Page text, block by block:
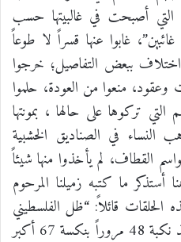
التي أصبحت في غالبيتها حسب
غابوا عنها قسراً لا طوعاً
ببعض التفاصيل؛ خرجوا
وعقود، منعوا من العودة، حلموا
التي تركوها على حالها ، بمونتها
النساء في الصناديق الخشبية
القطاف، لم يأخذوا منها شيئاً
ما كتبه زميلنا المرحوم
الحلقات قائلاً: “ظل الفلسطيني
برغم ترحيله وتهجيره القسري منذ نكبة 48 مروراً بنكسة 67 أكبر